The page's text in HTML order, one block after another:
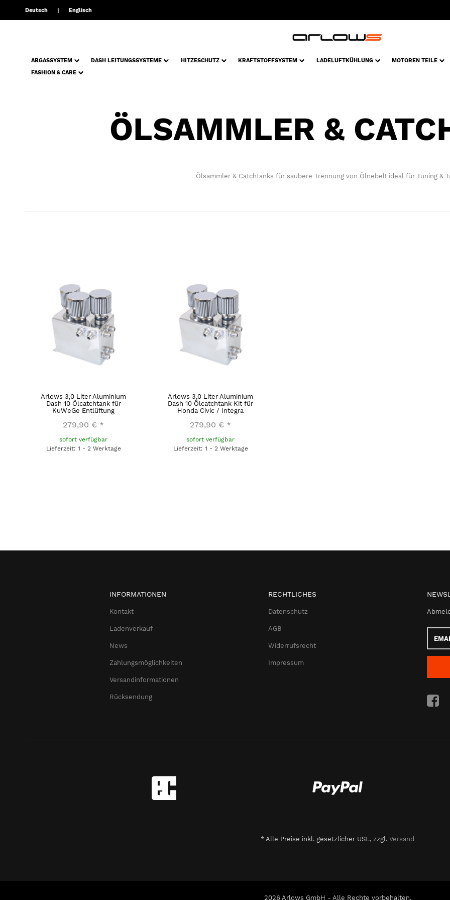
Deutsch Englisch
ABGASSYSTEM DASH LEITUNGSSYSTEME HITZESCHUTZ KRAFTSTOFFSYSTEM LADELUFTKÜHLUNG MOTOREN TEILE
FASHION & CARE
ÖLSAMMLER &
Ölsammler & Catchtanks für saubere Trennung von Ölnebel! ideal für Tuning &
Arlows 3,0 Liter Aluminium
Dash 10 Ölcatchtank für
KuWeGe Entlüftung
279,90 € *
sofort verfügbar
Lieferzeit: 1 - 2 Werktage
Arlows 3,0 Liter Aluminium
Dash 10 Ölcatchtank Kit für
Honda Civic / Integra
279,90 € *
sofort verfügbar
Lieferzeit: 1 - 2 Werktage
INFORMATIONEN
Kontakt
Ladenverkauf
News
Zahlungsmöglichkeiten
Versandinformationen
Rücksendung
RECHTLICHES
Datenschutz
AGB
Widerrufsrecht
Impressum
* Alle Preise inkl. gesetzlicher USt., zzgl. Versand
2026 Arlows GmbH - Alle Rechte vorbehalten.